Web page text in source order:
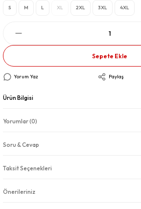
S M L XL 2XL 3XL 4XL
Sepete Ekle
Yorum Yaz Paylaş
Ürün Bilgisi
Yorumlar (0)
Soru & Cevap
Taksit Seçenekleri
Önerileriniz